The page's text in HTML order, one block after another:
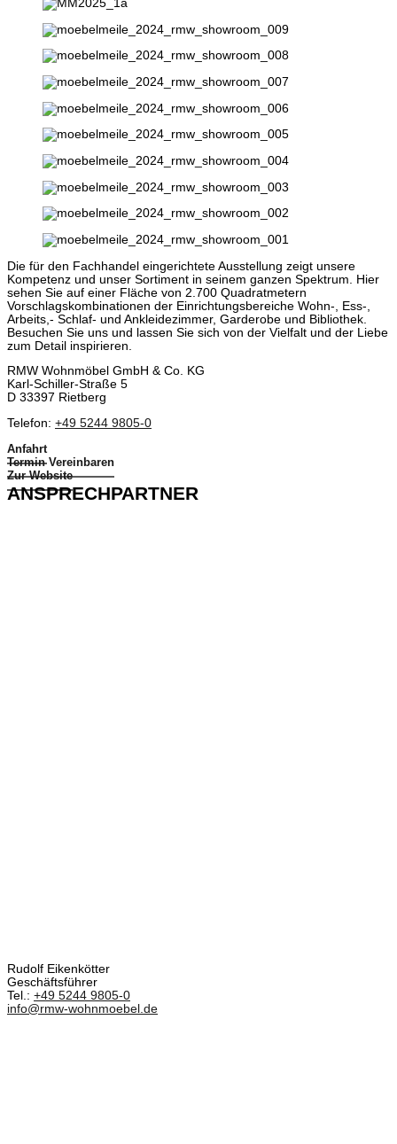
Die für den Fachhandel eingerichtete Ausstellung zeigt unsere
Kompetenz und unser Sortiment in seinem ganzen Spektrum. Hier
sehen Sie auf einer Fläche von 2.700 Quadratmetern
Vorschlagskombinationen der Einrichtungsbereiche Wohn-, Ess-,
Arbeits,- Schlaf- und Ankleidezimmer, Garderobe und Bibliothek.
Besuchen Sie uns und lassen Sie sich von der Vielfalt und der Liebe
zum Detail inspirieren.
RMW Wohnmöbel GmbH & Co. KG
Karl-Schiller-Straße 5
D 33397 Rietberg
Telefon: +49 5244 9805-0
Anfahrt
Termin Vereinbaren
Zur Website
ANSPRECHPARTNER
Rudolf Eikenkötter
Geschäftsführer
Tel.: +49 5244 9805-0
info@rmw-wohnmoebel.de